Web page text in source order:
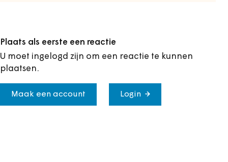
Plaats als eerste een reactie
U moet ingelogd zijn om een reactie te kunnen
plaatsen.
Maak een account Login